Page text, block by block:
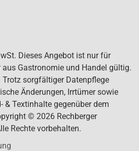
Dieses Angebot ist nur für
Gastronomie und Handel gültig.
sorgfältiger Datenpflege
Änderungen, Irrtümer sowie
& Textinhalte gegenüber dem
© 2026 Rechberger
Rechte vorbehalten.